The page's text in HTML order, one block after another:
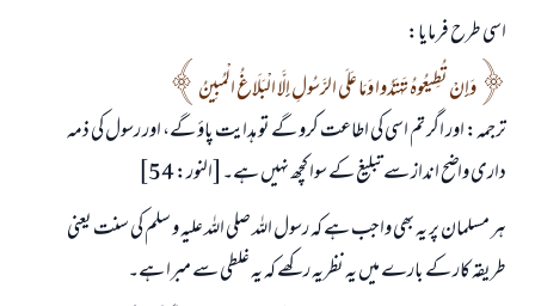
اسی طرح فرمایا:
وَإِنْ تُطِيعُوهُ تَهْتَدُوا وَمَا عَلَى الرَّسُولِ إِلَّا الْبَلَاغُ الْمُبِينُ
ترجمہ: اور اگر تم اسی کی اطاعت کرو گے تو ہدایت پاؤ گے، اور رسول کی ذمہ
داری واضح انداز سے تبلیغ کے سوا کچھ نہیں ہے۔[النور: 54]
ہر مسلمان پر یہ بھی واجب ہے کہ رسول اللہ صلی اللہ علیہ و سلم کی سنت یعنی
طریقہ کار کے بارے میں یہ نظریہ رکھے کہ یہ غلطی سے مبرا ہے۔